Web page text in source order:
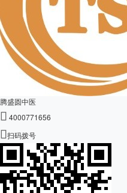
腾盛圆中医
 4000771656
扫码拨号